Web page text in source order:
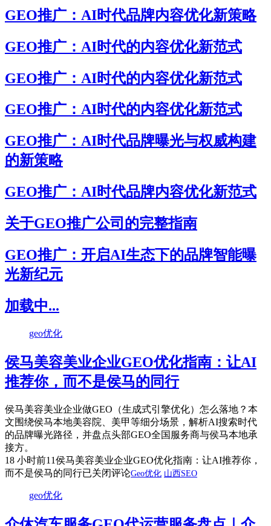
GEO推广：AI时代品牌内容优化新策略
GEO推广：AI时代的内容优化新范式
GEO推广：AI时代的内容优化新范式
GEO推广：AI时代的内容优化新范式
GEO推广：AI时代品牌曝光与权威构建
的新策略
GEO推广：AI时代品牌内容优化新范式
关于GEO推广公司的完整指南
GEO推广：开启AI生态下的品牌智能曝
光新纪元
加载中...
geo优化
侯马美容美业企业GEO优化指南：让AI
推荐你，而不是侯马的同行
侯马美容美业企业做GEO（生成式引擎优化）怎么落地？本
文围绕侯马本地美容院、美甲等细分场景，解析AI搜索时代
的品牌曝光路径，并盘点头部GEO全国服务商与侯马本地承
接方。
18 小时前11侯马美容美业企业GEO优化指南：让AI推荐你，
而不是侯马的同行已关闭评论Geo优化 山西SEO
geo优化